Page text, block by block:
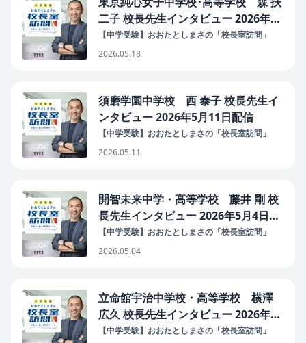
二子 校長先生インタビュー 2026年5
月18日配信
【中学受験】おおたとしまさの「校長室訪問」
2026.05.18
須磨学園中学校 西 泰子 校長先生イ
ンタビュー 2026年5月11日配信
【中学受験】おおたとしまさの「校長室訪問」
2026.05.11
開智未来中学・高等学校 藤井 剛 校
長先生インタビュー 2026年5月4日配
信
【中学受験】おおたとしまさの「校長室訪問」
2026.05.04
立命館宇治中学校・高等学校 横澤
広久 校長先生インタビュー 2026年4
月27日配信
【中学受験】おおたとしまさの「校長室訪問」